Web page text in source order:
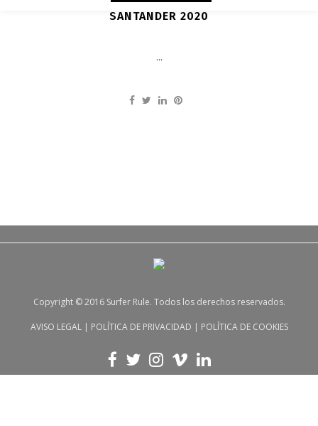
SANTANDER 2020
...
Copyright © 2016 Surfer Rule. Todos los derechos reservados.
AVISO LEGAL| POLÍTICA DE PRIVACIDAD | POLÍTICA DE COOKIES